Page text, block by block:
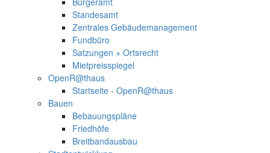
Standesamt
Zentrales Gebäudemanagement
Fundbüro
Satzungen + Ortsrecht
Mietpreisspiegel
OpenR@thaus
Startseite - OpenR@thaus
Bauen
Bebauungspläne
Friedhöfe
Breitbandausbau